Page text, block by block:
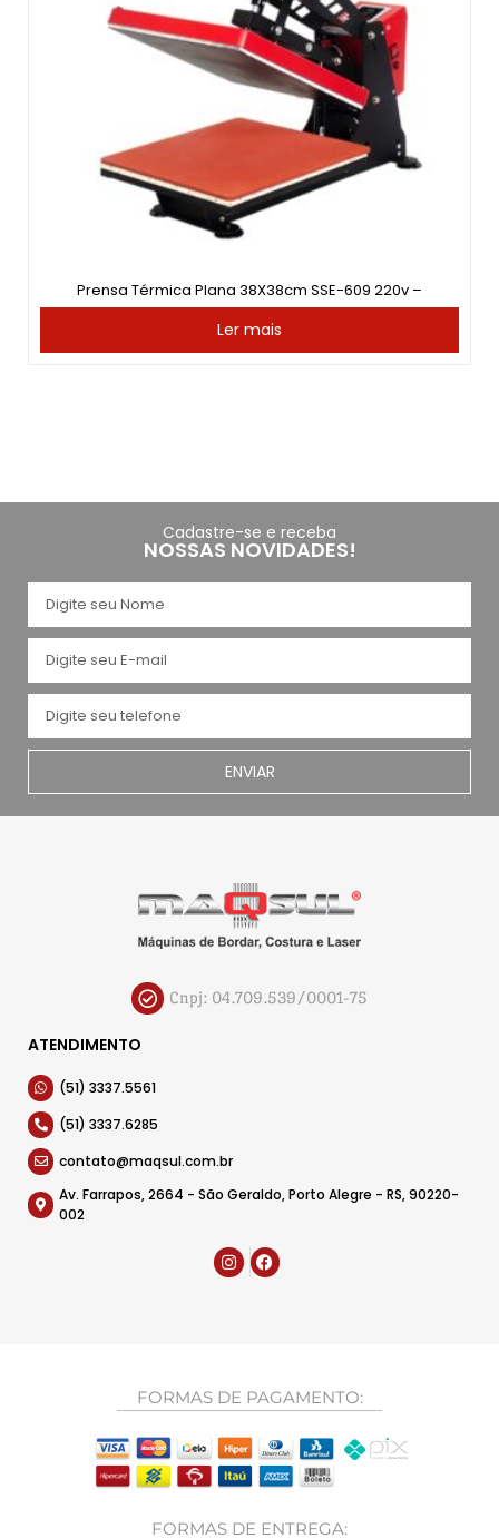
Prensa Térmica Plana 38X38cm SSE-609 220v –
Ler mais
Cadastre-se e receba
NOSSAS NOVIDADES!
ENVIAR
Cnpj: 04.709.539/0001-75
ATENDIMENTO
(51) 3337.5561
(51) 3337.6285
contato@maqsul.com.br
Av. Farrapos, 2664 - São Geraldo, Porto Alegre - RS, 90220-
002
FORMAS DE PAGAMENTO:
FORMAS DE ENTREGA: